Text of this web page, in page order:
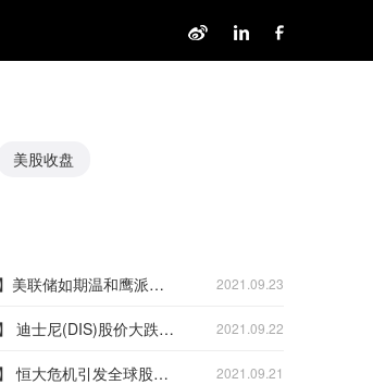
美股收盘
【美股天天说】美联储如期温和鹰派市场紧张情绪得以缓和 联邦快递(FDX)是否出现了抄底机会？ 2021.09.23
【美股天天说】 迪士尼(DIS)股价大跌是更大的前兆？还是开倒车接人？一切还要从基本面前景入手 2021.09.22
【美股天天说】 恒大危机引发全球股市黑色星期一 美股投资者真的需要慌吗？ 2021.09.21